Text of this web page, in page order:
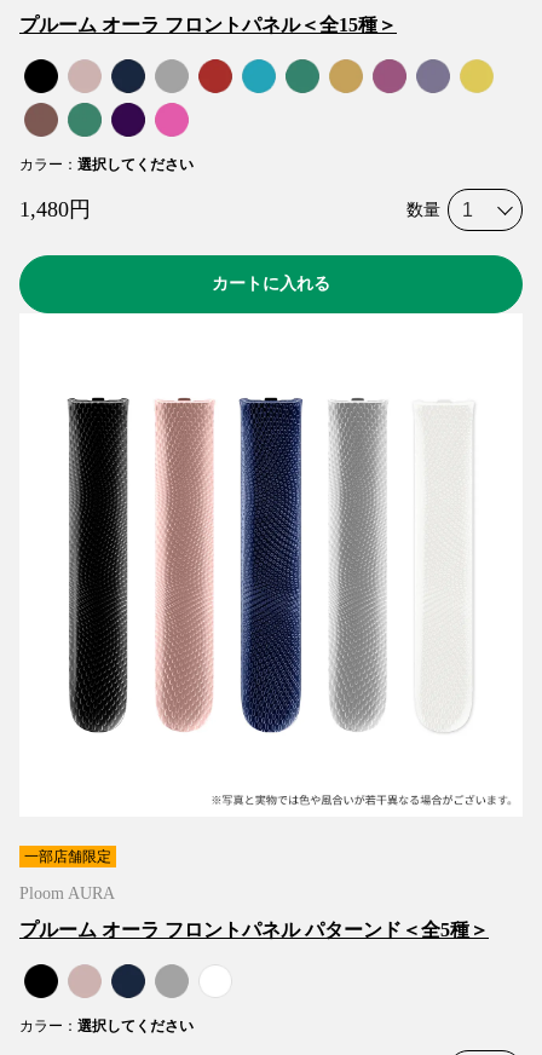
プルーム オーラ フロントパネル＜全15種＞
カラー ： 選択してください
1,480円 数量
カートに入れる
一部店舗限定
Ploom AURA
プルーム オーラ フロントパネル パターンド＜全5種＞
カラー ： 選択してください